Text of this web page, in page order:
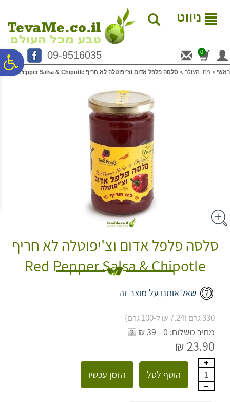
נגישות
המרכזי
ניווט
09-9516035 0
ראשי > מזון מעולם > סלסה פלפל אדום וצ'יפוטלה לא חריף Red Pepper Salsa & Chipotle
סלסה פלפל אדום וצ'יפוטלה לא חריף
Red Pepper Salsa & Chipotle
שאל אותנו על מוצר זה
330 גרם (7.24 ₪ ל-100 גרם)
מחיר משלוח: 0 - 39 ₪
23.90 ₪
1 הוסף לסל הזמן עכשיו